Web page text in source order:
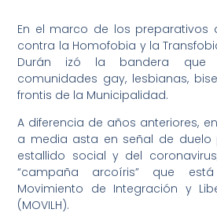
En el marco de los preparativos
contra la Homofobia y la
Durán izó la bandera que
comunidades gay, lesbianas,
frontis de la Municipalidad.
A diferencia de años anteriores,
a media asta en señal de
estallido social y del
“campaña arcoíris” que
Movimiento de Integración y
(MOVILH).